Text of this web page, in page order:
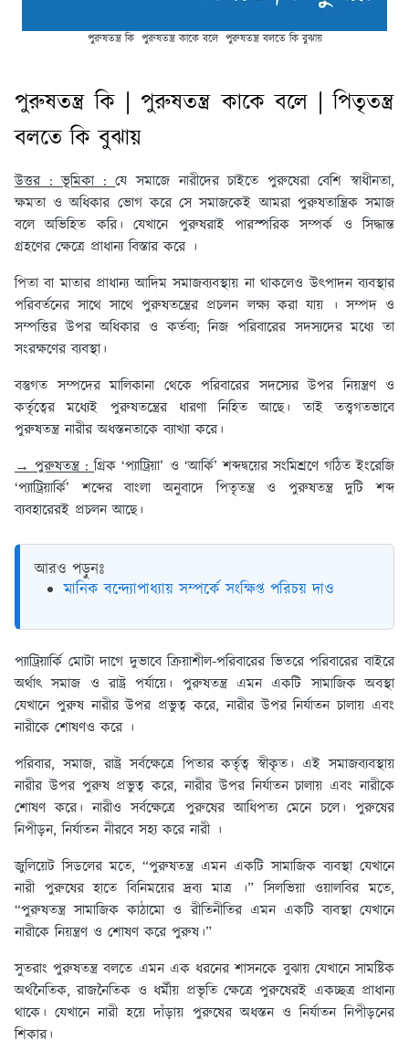
পুরুষতন্ত্র কি পুরুষতন্ত্র কাকে বলে পুরুষতন্ত্র বলতে কি বুঝায়
পুরুষতন্ত্র কি | পুরুষতন্ত্র কাকে বলে | পিতৃতন্ত্র
বলতে কি বুঝায়
উত্তর : ভূমিকা :যে সমাজে নারীদের চাইতে পুরুষেরা বেশি স্বাধীনতা,
ক্ষমতা ও অধিকার ভোগ করে সে সমাজকেই আমরা পুরুষতান্ত্রিক সমাজ
বলে অভিহিত করি। যেখানে পুরুষরাই পারস্পরিক সম্পর্ক ও সিদ্ধান্ত
গ্রহণের ক্ষেত্রে প্রাধান্য বিস্তার করে ।
পিতা বা মাতার প্রাধান্য আদিম সমাজব্যবস্থায় না থাকলেও উৎপাদন ব্যবস্থার
পরিবর্তনের সাথে সাথে পুরুষতন্ত্রের প্রচলন লক্ষ্য করা যায় । সম্পদ ও
সম্পত্তির উপর অধিকার ও কর্তব্য; নিজ পরিবারের সদস্যদের মধ্যে তা
সংরক্ষণের ব্যবস্থা।
বস্তুগত সম্পদের মালিকানা থেকে পরিবারের সদস্যের উপর নিয়ন্ত্রণ ও
কর্তৃত্বের মধ্যেই পুরুষতন্ত্রের ধারণা নিহিত আছে। তাই তত্ত্বগতভাবে
পুরুষতন্ত্র নারীর অধস্তনতাকে ব্যাখ্যা করে।
→ পুরুষতন্ত্র :গ্রিক ‘প্যাট্রিয়া’ ও ‘আর্কি’ শব্দদ্বয়ের সংমিশ্রণে গঠিত ইংরেজি
‘প্যাট্রিয়ার্কি’ শব্দের বাংলা অনুবাদে পিতৃতন্ত্র ও পুরুষতন্ত্র দুটি শব্দ
ব্যবহারেরই প্রচলন আছে।
আরও পড়ুনঃ
মানিক বন্দ্যোপাধ্যায় সম্পর্কে সংক্ষিপ্ত পরিচয় দাও
প্যাট্রিয়ার্কি মোটা দাগে দুভাবে ক্রিয়াশীল-পরিবারের ভিতরে পরিবারের বাইরে
অর্থাৎ সমাজ ও রাষ্ট্র পর্যায়ে। পুরুষতন্ত্র এমন একটি সামাজিক অবস্থা
যেখানে পুরুষ নারীর উপর প্রভুত্ব করে, নারীর উপর নির্যাতন চালায় এবং
নারীকে শোষণও করে ।
পরিবার, সমাজ, রাষ্ট্র সর্বক্ষেত্রে পিতার কর্তৃত্ব স্বীকৃত। এই সমাজব্যবস্থায়
নারীর উপর পুরুষ প্রভুত্ব করে, নারীর উপর নির্যাতন চালায় এবং নারীকে
শোষণ করে। নারীও সর্বক্ষেত্রে পুরুষের আধিপত্য মেনে চলে। পুরুষের
নিপীড়ন, নির্যাতন নীরবে সহ্য করে নারী ।
জুলিয়েট সিডলের মতে, “পুরুষতন্ত্র এমন একটি সামাজিক ব্যবস্থা যেখানে
নারী পুরুষের হাতে বিনিময়ের দ্রব্য মাত্র ।” সিলভিয়া ওয়ালবির মতে,
“পুরুষতন্ত্র সামাজিক কাঠামো ও রীতিনীতির এমন একটি ব্যবস্থা যেখানে
নারীকে নিয়ন্ত্রণ ও শোষণ করে পুরুষ।”
সুতরাং পুরুষতন্ত্র বলতে এমন এক ধরনের শাসনকে বুঝায় যেখানে সামষ্টিক
অর্থনৈতিক, রাজনৈতিক ও ধর্মীয় প্রভৃতি ক্ষেত্রে পুরুষেরই একচ্ছত্র প্রাধান্য
থাকে। যেখানে নারী হয়ে দাঁড়ায় পুরুষের অধস্তন ও নির্যাতন নিপীড়নের
শিকার।